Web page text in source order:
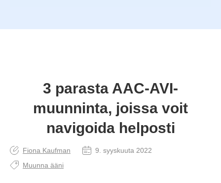
3 parasta AAC-AVI-
muunninta, joissa voit
navigoida helposti
Fiona Kaufman
9. syyskuuta 2022
Muunna ääni